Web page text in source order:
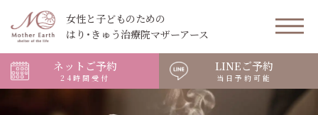
女性と子どものための
はり･きゅう治療院マザーアース
ネットご予約
24時間受付
LINEご予約
当日予約可能